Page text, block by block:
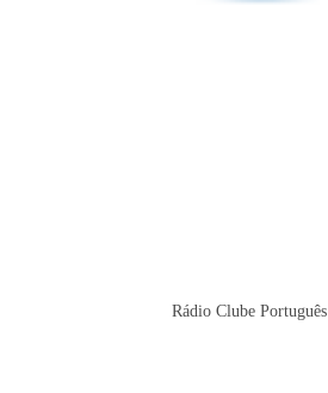
Rádio Clube Português